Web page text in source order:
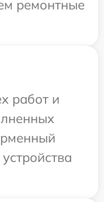
ремонтные
работ и